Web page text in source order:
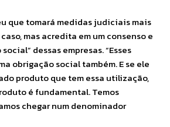
que tomará medidas judiciais mais
mas acredita em um consenso e
dessas empresas. “Esses
obrigação social também. E se ele
produto que tem essa utilização,
é fundamental. Temos
chegar num denominador